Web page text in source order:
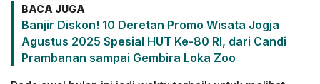
BACA JUGA
Banjir Diskon! 10 Deretan Promo Wisata Jogja
Agustus 2025 Spesial HUT Ke-80 RI, dari Candi
Prambanan sampai Gembira Loka Zoo